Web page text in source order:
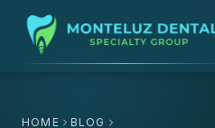
HOME
BLOG